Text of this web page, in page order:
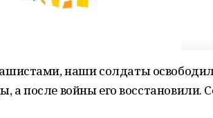
наши солдаты
а после войны его восстановили.